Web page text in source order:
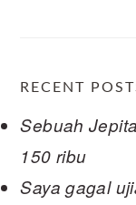
RECENT
Sebuah
150 ribu
Saya gagal